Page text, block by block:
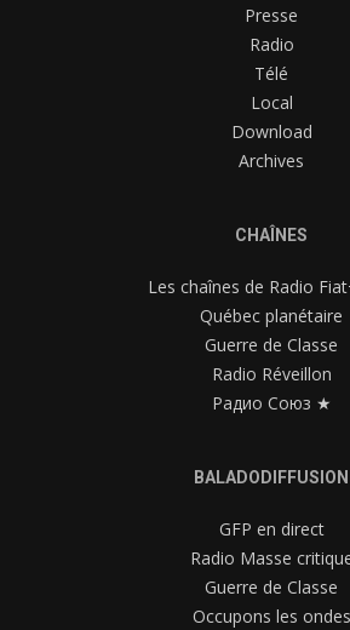
Presse
Radio
Télé
Local
Download
Archives
CHAÎNES
Les chaînes de Radio
Québec planétaire
Guerre de Classe
Radio Réveillon
Радио Союз ★
BALADODIFFUSION
GFP en direct
Radio Masse
Guerre de Classe
Occupons les ondes